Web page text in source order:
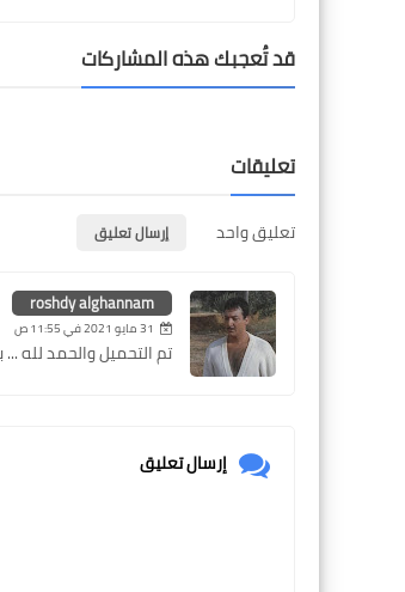
قد تُعجبك هذه المشاركات
تعليقات
تعليق واحد إرسال تعليق
roshdy alghannam
31 مايو 2021 في 11:55 ص
تم التحميل والحمد لله
إرسال تعليق